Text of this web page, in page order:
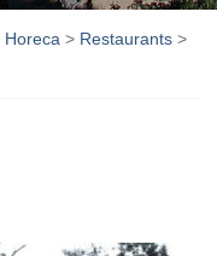
Horeca > Restaurants >